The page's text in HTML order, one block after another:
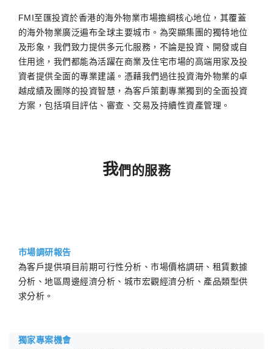
FMI至匯投資於香港的海外物業市場擔綱核心地位，其覆蓋
的海外物業廣泛遍布全球主要城市。為突顯集團的獨特地位
及形象，我們致力提供多元化服務，不論是投資、開發或自
住用途，我們都能為活躍在商業及住宅市場的高端用家及投
資者提供全面的專業建議。憑藉我們過往投資海外物業的卓
越成績及團隊的投資智慧，為客戶策劃專業獨到的全面投資
方案，包括項目評估、審查、交易及持續性資產管理。
我們的服務
市場調研報告
為客戶提供項目前期可行性分析、市場價格調研、租賃數據
分析、地區周邊經濟分析、城市宏觀經濟分析、產品類型供
求分析。
獨家專案機會